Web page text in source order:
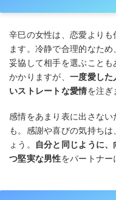
辛巳の女性は、恋愛より
ます。冷静で合理的なた
妥協して相手を選ぶこと
かかりますが、 一度愛した
いストレートな愛情を注ぎ
感情をあまり表に出さな
も。感謝や喜びの気持ち
ょう。
自分と同じように
つ堅実な男性をパートナー